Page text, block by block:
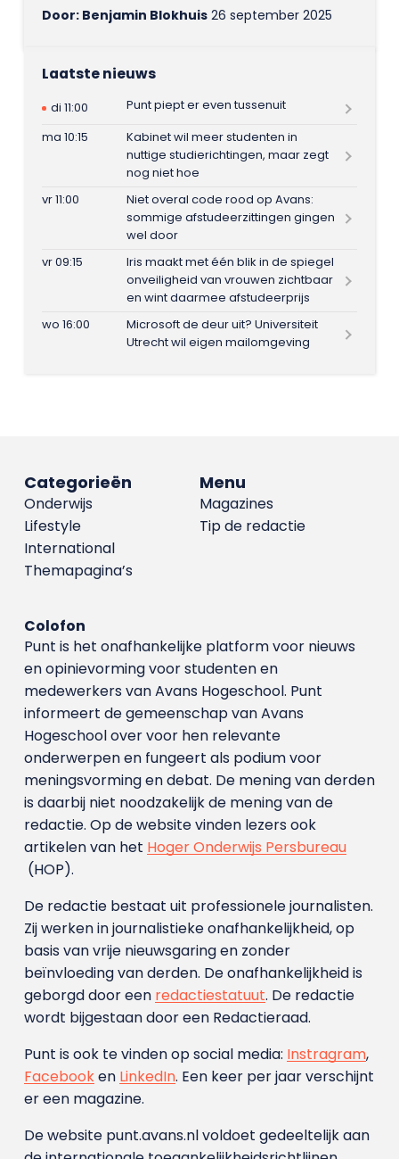
Door: Benjamin Blokhuis26 september 2025
Laatste nieuws
di 11:00
Punt piept er even tussenuit
ma 10:15
Kabinet wil meer studenten in
nuttige studierichtingen, maar zegt
nog niet hoe
vr 11:00
Niet overal code rood op Avans:
sommige afstudeerzittingen gingen
wel door
vr 09:15
Iris maakt met één blik in de spiegel
onveiligheid van vrouwen zichtbaar
en wint daarmee afstudeerprijs
wo 16:00
Microsoft de deur uit? Universiteit
Utrecht wil eigen mailomgeving
Menu
Magazines
Tip de redactie
Categorieën
Onderwijs
Lifestyle
International
Themapagina’s
Colofon
Punt is het onafhankelijke platform voor nieuws
en opinievorming voor studenten en
medewerkers van Avans Hoge­school. Punt
informeert de gemeenschap van Avans
Hogeschool over voor hen relevante
onderwerpen en fungeert als podium voor
meningsvorming en debat. De mening van derden
is daarbij niet noodzakelijk de mening van de
redactie. Op de website vinden lezers ook
artikelen van het Hoger Onderwijs Persbureau
(HOP).
De redactie bestaat uit professionele journalisten.
Zij werken in journalistieke onafhankelijkheid, op
basis van vrije nieuwsgaring en zonder
beïnvloeding van derden. De onafhankelijkheid is
geborgd door een redactiestatuut. De redactie
wordt bijgestaan door een Redactieraad.
Punt is ook te vinden op social media: Instragram,
Facebooken LinkedIn. Een keer per jaar verschijnt
er een magazine.
De website punt.avans.nl voldoet gedeeltelijk aan